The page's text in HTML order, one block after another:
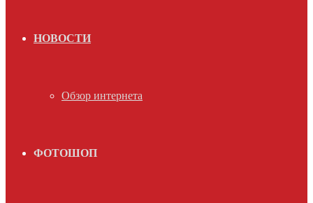
НОВОСТИ
Обзор интернета
ФОТОШОП